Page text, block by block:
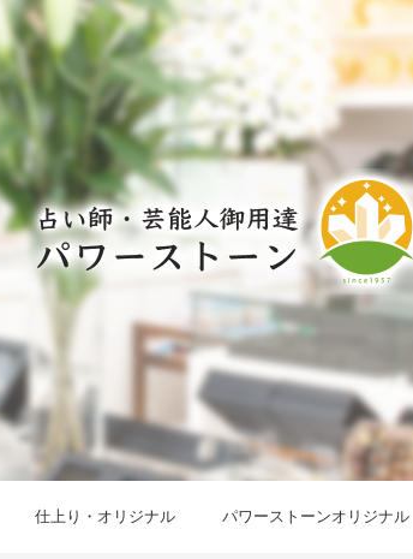
仕上り・オリジナル パワーストーンオリジナル